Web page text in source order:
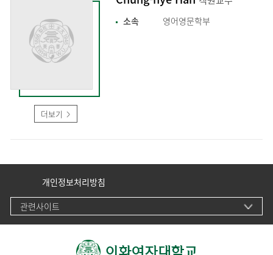
더보기
소속 영어영문학부
개인정보처리방침
관련사이트